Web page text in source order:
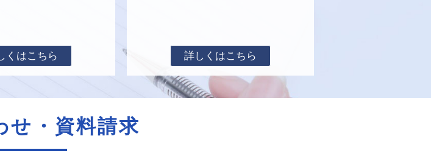
くはこちら 詳しくはこちら
せ・資料請求